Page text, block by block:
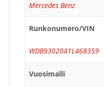
Mercedes Benz
Runkonumero/VIN
WDB9302041L468359
Vuosimalli